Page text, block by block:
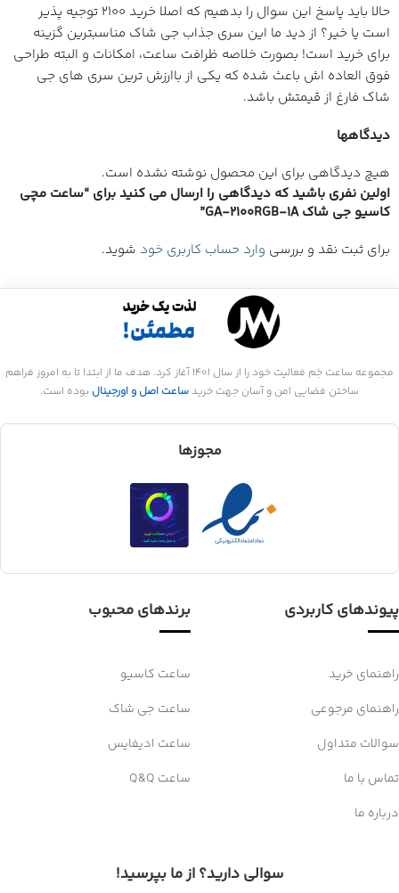
حالا باید پاسخ این سوال را بدهیم که اصلا خرید 2100 توجیه پذیر
است یا خیر؟ از دید ما این سری جذاب جی شاک مناسبترین گزینه
برای خرید است! بصورت خلاصه ظرافت ساعت، امکانات و البته طراحی
فوق العاده اش باعث شده که یکی از باارزش ترین سری های جی
شاک فارغ از قیمتش باشد.
دیدگاهها
هیچ دیدگاهی برای این محصول نوشته نشده است.
اولین نفری باشید که دیدگاهی را ارسال می کنید برای “ساعت مچی
کاسیو جی شاک GA-2100RGB-1A”
برای ثبت نقد و بررسی وارد حساب کاربری خود شوید.
مجموعه ساعت جَم فعالیت خود را از سال 1401 آغاز کرد. هدف ما از ابتدا تا به امروز فراهم
ساختن فضایی امن و آسان جهت خرید ساعت اصل و اورجینال بوده است.
مجوزها
پیوندهای کاربردی
راهنمای خرید
راهنمای مرجوعی
سوالات متداول
تماس با ما
درباره ما
برندهای محبوب
ساعت کاسیو
ساعت جی شاک
ساعت ادیفایس
ساعت Q&Q
سوالی دارید؟ از ما بپرسید!